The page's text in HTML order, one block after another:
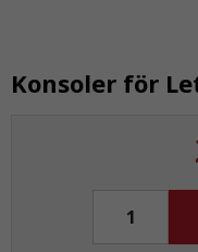
Konsoler för